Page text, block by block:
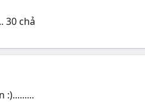
30 chả
:).........